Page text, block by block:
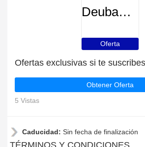
DeubaXXL
Oferta
Obtener Oferta
5 Vistas
Caducidad: Sin fecha de finalización
TÉRMINOS Y CONDICIONES